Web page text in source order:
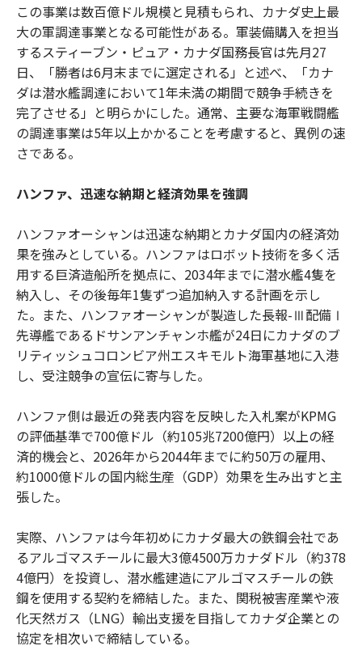
この事業は数百億ドル規模と見積もられ、カナダ史上最
大の軍調達事業となる可能性がある。軍装備購入を担当
するスティーブン・ピュア・カナダ国務長官は先月27
日、「勝者は6月末までに選定される」と述べ、「カナ
ダは潜水艦調達において1年未満の期間で競争手続きを
完了させる」と明らかにした。通常、主要な海軍戦闘艦
の調達事業は5年以上かかることを考慮すると、異例の速
さである。
ハンファ、迅速な納期と経済効果を強調
ハンファオーシャンは迅速な納期とカナダ国内の経済効
果を強みとしている。ハンファはロボット技術を多く活
用する巨済造船所を拠点に、2034年までに潜水艦4隻を
納入し、その後毎年1隻ずつ追加納入する計画を示し
た。また、ハンファオーシャンが製造した長報-Ⅲ配備Ⅰ
先導艦であるドサンアンチャンホ艦が24日にカナダのブ
リティッシュコロンビア州エスキモルト海軍基地に入港
し、受注競争の宣伝に寄与した。
ハンファ側は最近の発表内容を反映した入札案がKPMG
の評価基準で700億ドル（約105兆7200億円）以上の経
済的機会と、2026年から2044年までに約50万の雇用、
約1000億ドルの国内総生産（GDP）効果を生み出すと主
張した。
実際、ハンファは今年初めにカナダ最大の鉄鋼会社であ
るアルゴマスチールに最大3億4500万カナダドル（約378
4億円）を投資し、潜水艦建造にアルゴマスチールの鉄
鋼を使用する契約を締結した。また、関税被害産業や液
化天然ガス（LNG）輸出支援を目指してカナダ企業との
協定を相次いで締結している。